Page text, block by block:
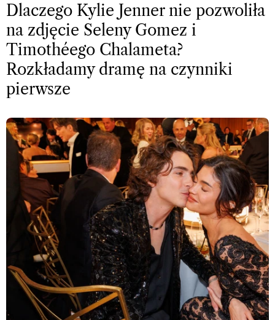
Dlaczego Kylie Jenner nie pozwoliła
na zdjęcie Seleny Gomez i
Timothéego Chalameta?
Rozkładamy dramę na czynniki
pierwsze